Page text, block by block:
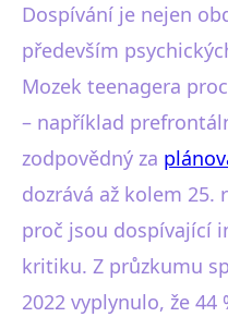
Dospívání je nejen
především
Mozek teenagera
– například
zodpovědný za
dozrává až kolem 25.
proč jsou dospívající
kritiku. Z průzkumu
2022 vyplynulo, že 44